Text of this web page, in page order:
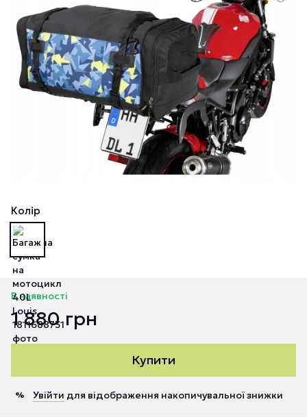
Колір
В наявності
1 880 грн
Купити
% Увійти для відображення накопичувальної знижки